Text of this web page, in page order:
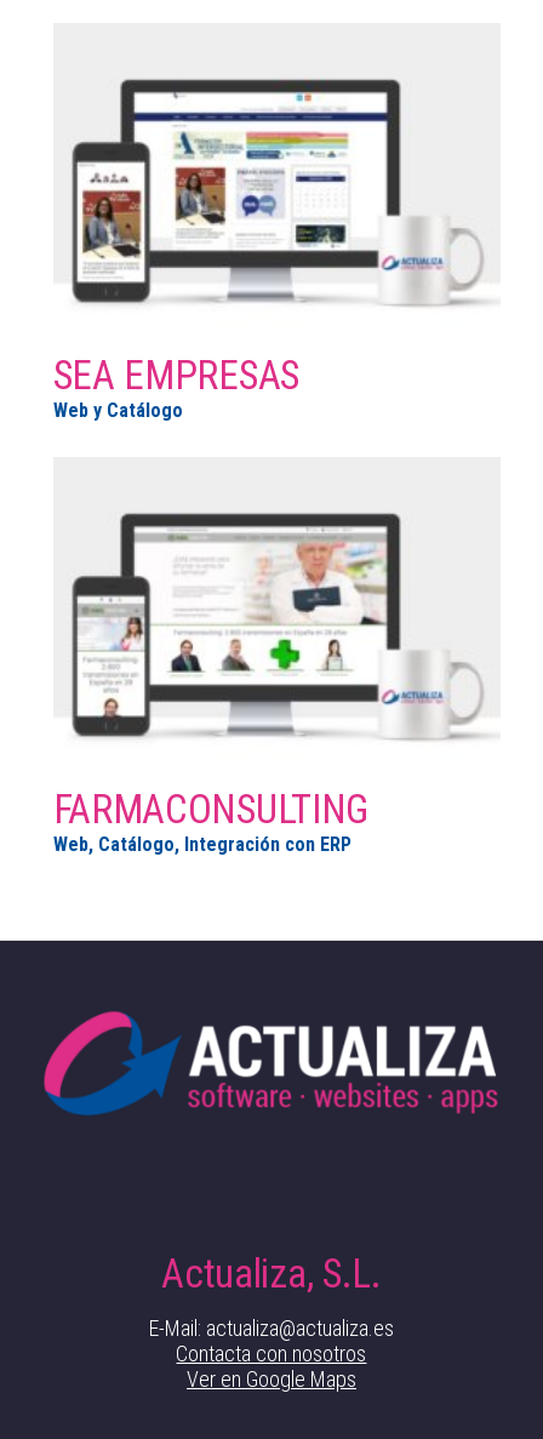
SEA EMPRESAS
Web y Catálogo
FARMACONSULTING
Web, Catálogo, Integración con ERP
Actualiza, S.L.
E-Mail: actualiza@actualiza.es
Contacta con nosotros
Ver en Google Maps